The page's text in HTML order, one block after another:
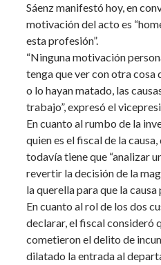
Sáenz manifestó hoy, en
motivación del acto es
esta profesión”.
“Ninguna motivación
tenga que ver con otra cosa
o lo hayan matado, las
trabajo”, expresó el
En cuanto al rumbo de la
quien es el fiscal de la
todavía tiene que “analizar
revertir la decisión de la
la querella para que la
En cuanto al rol de los dos
declarar, el fiscal consideró
cometieron el delito de
dilatado la entrada al